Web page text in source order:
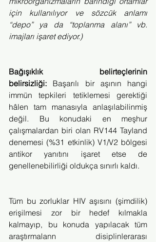
için kullanılıyor ve sözcük anlamı
“depo” ya da “toplanma alanı” vb.
imajları işaret ediyor.)
Bağışıklık belirteçlerinin
belirsizliği: Başarılı bir aşının hangi
immün tepkileri tetiklemesi gerektiği
hâlen tam manasıyla anlaşılabilinmiş
değil. Bu konudaki en meşhur
çalışmalardan biri olan RV144 Tayland
denemesi (%31 etkinlik) V1/V2 bölgesi
antikor yanıtını işaret etse de
genellenebilirliği oldukça sınırlı kaldı.
Tüm bu zorluklar HIV aşısını (şimdilik)
erişilmesi zor bir hedef kılmakla
kalmayıp, bu konuda yapılacak tüm
araştırmalann disiplinlerarası